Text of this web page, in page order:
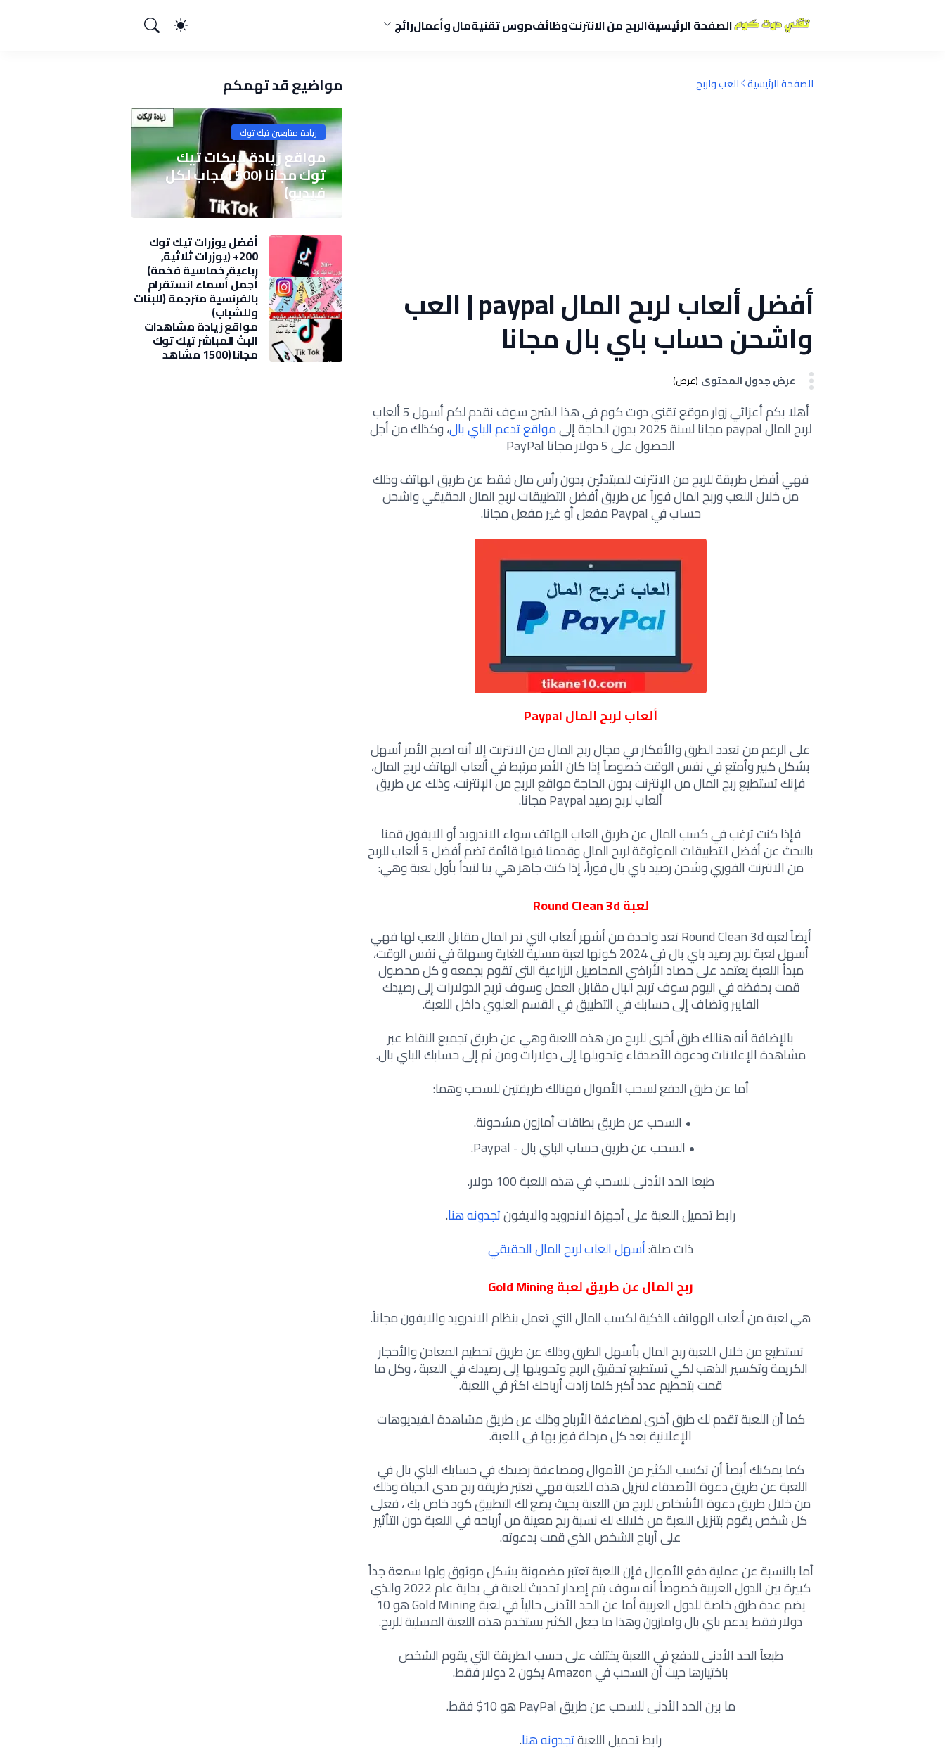
الصفحة الرئيسيةالربح من الانترنتوظائفدروس تقنيةمال وأعمالرائج
الصفحة الرئيسية العب واربح
أفضل ألعاب لربح المال paypal | العب
واشحن حساب باي بال مجانا
عرض جدول المحتوى (عرض)
أهلا بكم أعزائي زوار موقع تقني دوت كوم في هذا الشرح سوف نقدم لكم أسهل 5 ألعاب
لربح المال paypal مجانا لسنة 2025 بدون الحاجة إلى مواقع تدعم الباي بال، وكذلك من أجل
الحصول على 5 دولار مجانا PayPal
فهي أفضل طريقة للربح من الانترنت للمبتدئين بدون رأس مال فقط عن طريق الهاتف وذلك
من خلال اللعب وربح المال فوراً عن طريق أفضل التطبيقات لربح المال الحقيقي واشحن
حساب في Paypal مفعل أو غير مفعل مجانا.
ألعاب لربح المال Paypal
على الرغم من تعدد الطرق والأفكار في مجال ربح المال من الانترنت إلا أنه اصبح الأمر أسهل
بشكل كبير وأمتع في نفس الوقت خصوصاً إذا كان الأمر مرتبط في ألعاب الهاتف لربح المال،
فإنك تستطيع ربح المال من الإنترنت بدون الحاجة مواقع الربح من الإنترنت،وذلك عن طريق
ألعاب لربح رصيد Paypal مجانا.
فإذا كنت ترغب في كسب المال عن طريق العاب الهاتف سواء الاندرويد أو الايفون قمنا
بالبحث عن أفضل التطبيقات الموثوقة لربح المال وقدمنا فيها قائمة تضم أفضل 5 ألعاب للربح
من الانترنت الفوري وشحن رصيد باي بال فوراً، إذا كنت جاهز هي بنا لنبدأ بأول لعبة وهي:
لعبة Round Clean 3d
أيضاً لعبة Round Clean 3d تعد واحدة من أشهر ألعاب التي تدر المال مقابل اللعب لها فهي
أسهل لعبة لربح رصيد باي بال في 2024 كونها لعبة مسلية للغاية وسهلة في نفس الوقت،
مبدأ اللعبة يعتمد على حصاد الأراضي المحاصيل الزراعية التي تقوم بجمعه و كل محصول
قمت بحفظه في اليوم سوف تربح البال مقابل العمل وسوف تربح الدولارات إلى رصيدك
الفايبر وتضاف إلى حسابك في التطبيق في القسم العلوي داخل اللعبة.
بالإضافة أنه هنالك طرق أخرى للربح من هذه اللعبة وهي عن طريق تجميع النقاط عبر
مشاهدة الإعلانات ودعوة الأصدقاء وتحويلها إلى دولارات ومن ثم إلى حسابك الباي بال.
أما عن طرق الدفع لسحب الأموال فهنالك طريقتين للسحب وهما:
السحب عن طريق بطاقات أمازون مشحونة.
السحب عن طريق حساب الباي بال - Paypal.
طبعا الحد الأدنى للسحب في هذه اللعبة 100 دولار.
رابط تحميل اللعبة على أجهزة الاندرويد والايفونتجدونه هنا.
ذات صلة:أسهل العاب لربح المال الحقيقي
ربح المال عن طريق لعبة Gold Mining
هي لعبة من ألعاب الهواتف الذكية لكسب المال التي تعمل بنظام الاندرويد والايفون مجاناً.
تستطيع من خلال اللعبة ربح المال بأسهل الطرق وذلك عن طريق تحطيم المعادن والأحجار
الكريمة وتكسير الذهب لكي تستطيع تحقيق الربح وتحويلها إلى رصيدك في اللعبة ، وكل ما
قمت بتحطيم عدد أكبر كلما زادت أرباحك اكثر في اللعبة.
كما أن اللعبة تقدم لك طرق أخرى لمضاعفة الأرباح وذلك عن طريق مشاهدة الفيديوهات
الإعلانية بعد كل مرحلة فوز بها في اللعبة.
كما يمكنك أيضاً أن تكسب الكثير من الأموال ومضاعفة رصيدك في حسابك الباي بال في
اللعبة عن طريق دعوة الأصدقاء لتنزيل هذه اللعبة فهي تعتبر طريقة ربح مدى الحياة وذلك
من خلال طريق دعوة الأشخاص للربح من اللعبة بحيث يضع لك التطبيق كود خاص بك ، فعلى
كل شخص يقوم بتنزيل اللعبة من خلالك لك نسبة ربح معينة من أرباحه في اللعبة دون التأثير
على أرباح الشخص الذي قمت بدعوته.
أما بالنسبة عن عملية دفع الأموال فإن اللعبة تعتبر مضمونة بشكل موثوق ولها سمعة جداً
كبيرة بين الدول العربية خصوصاً أنه سوف يتم إصدار تحديث للعبة في بداية عام 2022 والذي
يضم عدة طرق خاصة للدول العربية أما عن الحد الأدنى حالياً في لعبة Gold Mining هو 10
دولار فقط يدعم باي بال وامازون وهذا ما جعل الكثير يستخدم هذه اللعبة المسلية للربح.
طبعاً الحد الأدنى للدفع في اللعبة يختلف على حسب الطريقة التي يقوم الشخص
باختيارهاحيث أن السحب في Amazon يكون 2 دولار فقط.
ما بين الحد الأدنى للسحب عن طريق PayPal هو 10$ فقط.
رابط تحميل اللعبةتجدونه هنا.
مواضيع قد تهمكم
زيادة متابعين تيك توك
مواقع زيادة لايكات تيك
توك مجانا (500 اعجاب لكل
فيديو)
أفضل يوزرات تيك توك
200+ (يوزرات ثلاثية,
رباعية, خماسية فخمة)
2025
أجمل أسماء انستقرام
بالفرنسية مترجمة (للبنات
وللشباب)
مواقع زيادة مشاهدات
البث المباشر تيك توك
مجانا (1500 مشاهد